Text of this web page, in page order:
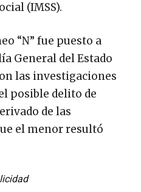
(IMSS).
“N” fue puesto a
General del Estado
las investigaciones
posible delito de
de las
el menor resultó